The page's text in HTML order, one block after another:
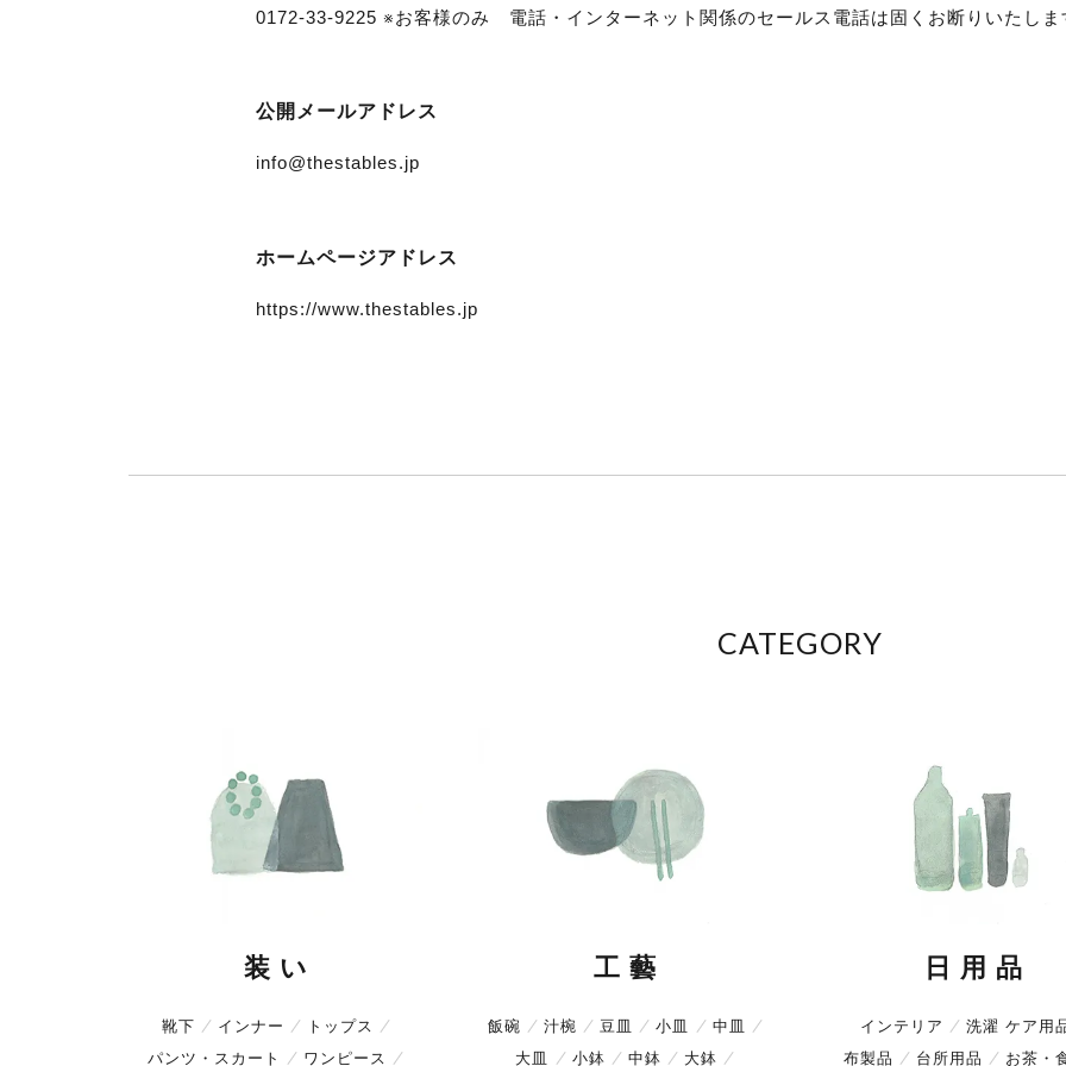
0172-33-9225 ※お客様のみ 電話・インターネット関係のセールス電話は固くお断りいたしま
公開メールアドレス
info@thestables.jp
ホームページアドレス
https://www.thestables.jp
CATEGORY
装 い
靴下 インナー
トップス
パンツ・スカート
ワンピース
工 藝
飯碗 汁椀 豆皿 小皿
中皿
大皿
小鉢 中鉢 大鉢
日 用 品
インテリア
洗濯 ケア用
布製品
台所用品 お茶・